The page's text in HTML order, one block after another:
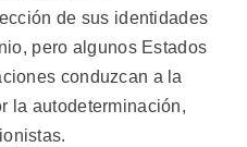
de sus identidades
pero algunos Estados
conduzcan a la
la autodeterminación,